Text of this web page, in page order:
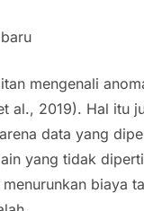
mengenali
al., 2019). Hal itu
data yang
yang tidak
biaya